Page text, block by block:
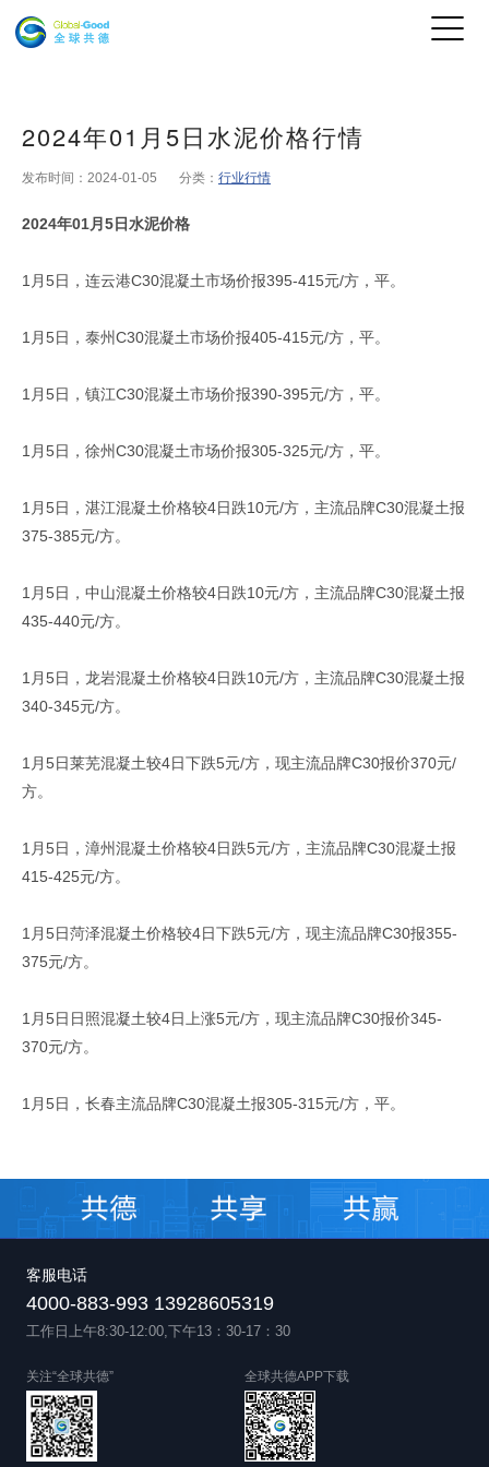
2024年01月5日水泥价格行情
发布时间：2024-01-05 分类： 行业行情
2024年01月5日水泥价格
1月5日，连云港C30混凝土市场价报395-415元/方，平。
1月5日，泰州C30混凝土市场价报405-415元/方，平。
1月5日，镇江C30混凝土市场价报390-395元/方，平。
1月5日，徐州C30混凝土市场价报305-325元/方，平。
1月5日，湛江混凝土价格较4日跌10元/方，主流品牌C30混凝土报
375-385元/方。
1月5日，中山混凝土价格较4日跌10元/方，主流品牌C30混凝土报
435-440元/方。
1月5日，龙岩混凝土价格较4日跌10元/方，主流品牌C30混凝土报
340-345元/方。
1月5日莱芜混凝土较4日下跌5元/方，现主流品牌C30报价370元/
方。
1月5日，漳州混凝土价格较4日跌5元/方，主流品牌C30混凝土报
415-425元/方。
1月5日菏泽混凝土价格较4日下跌5元/方，现主流品牌C30报355-
375元/方。
1月5日日照混凝土较4日上涨5元/方，现主流品牌C30报价345-
370元/方。
1月5日，长春主流品牌C30混凝土报305-315元/方，平。
客服电话
4000-883-993 13928605319
工作日上午8:30-12:00,下午13：30-17：30
关注“全球共德” 全球共德APP下载